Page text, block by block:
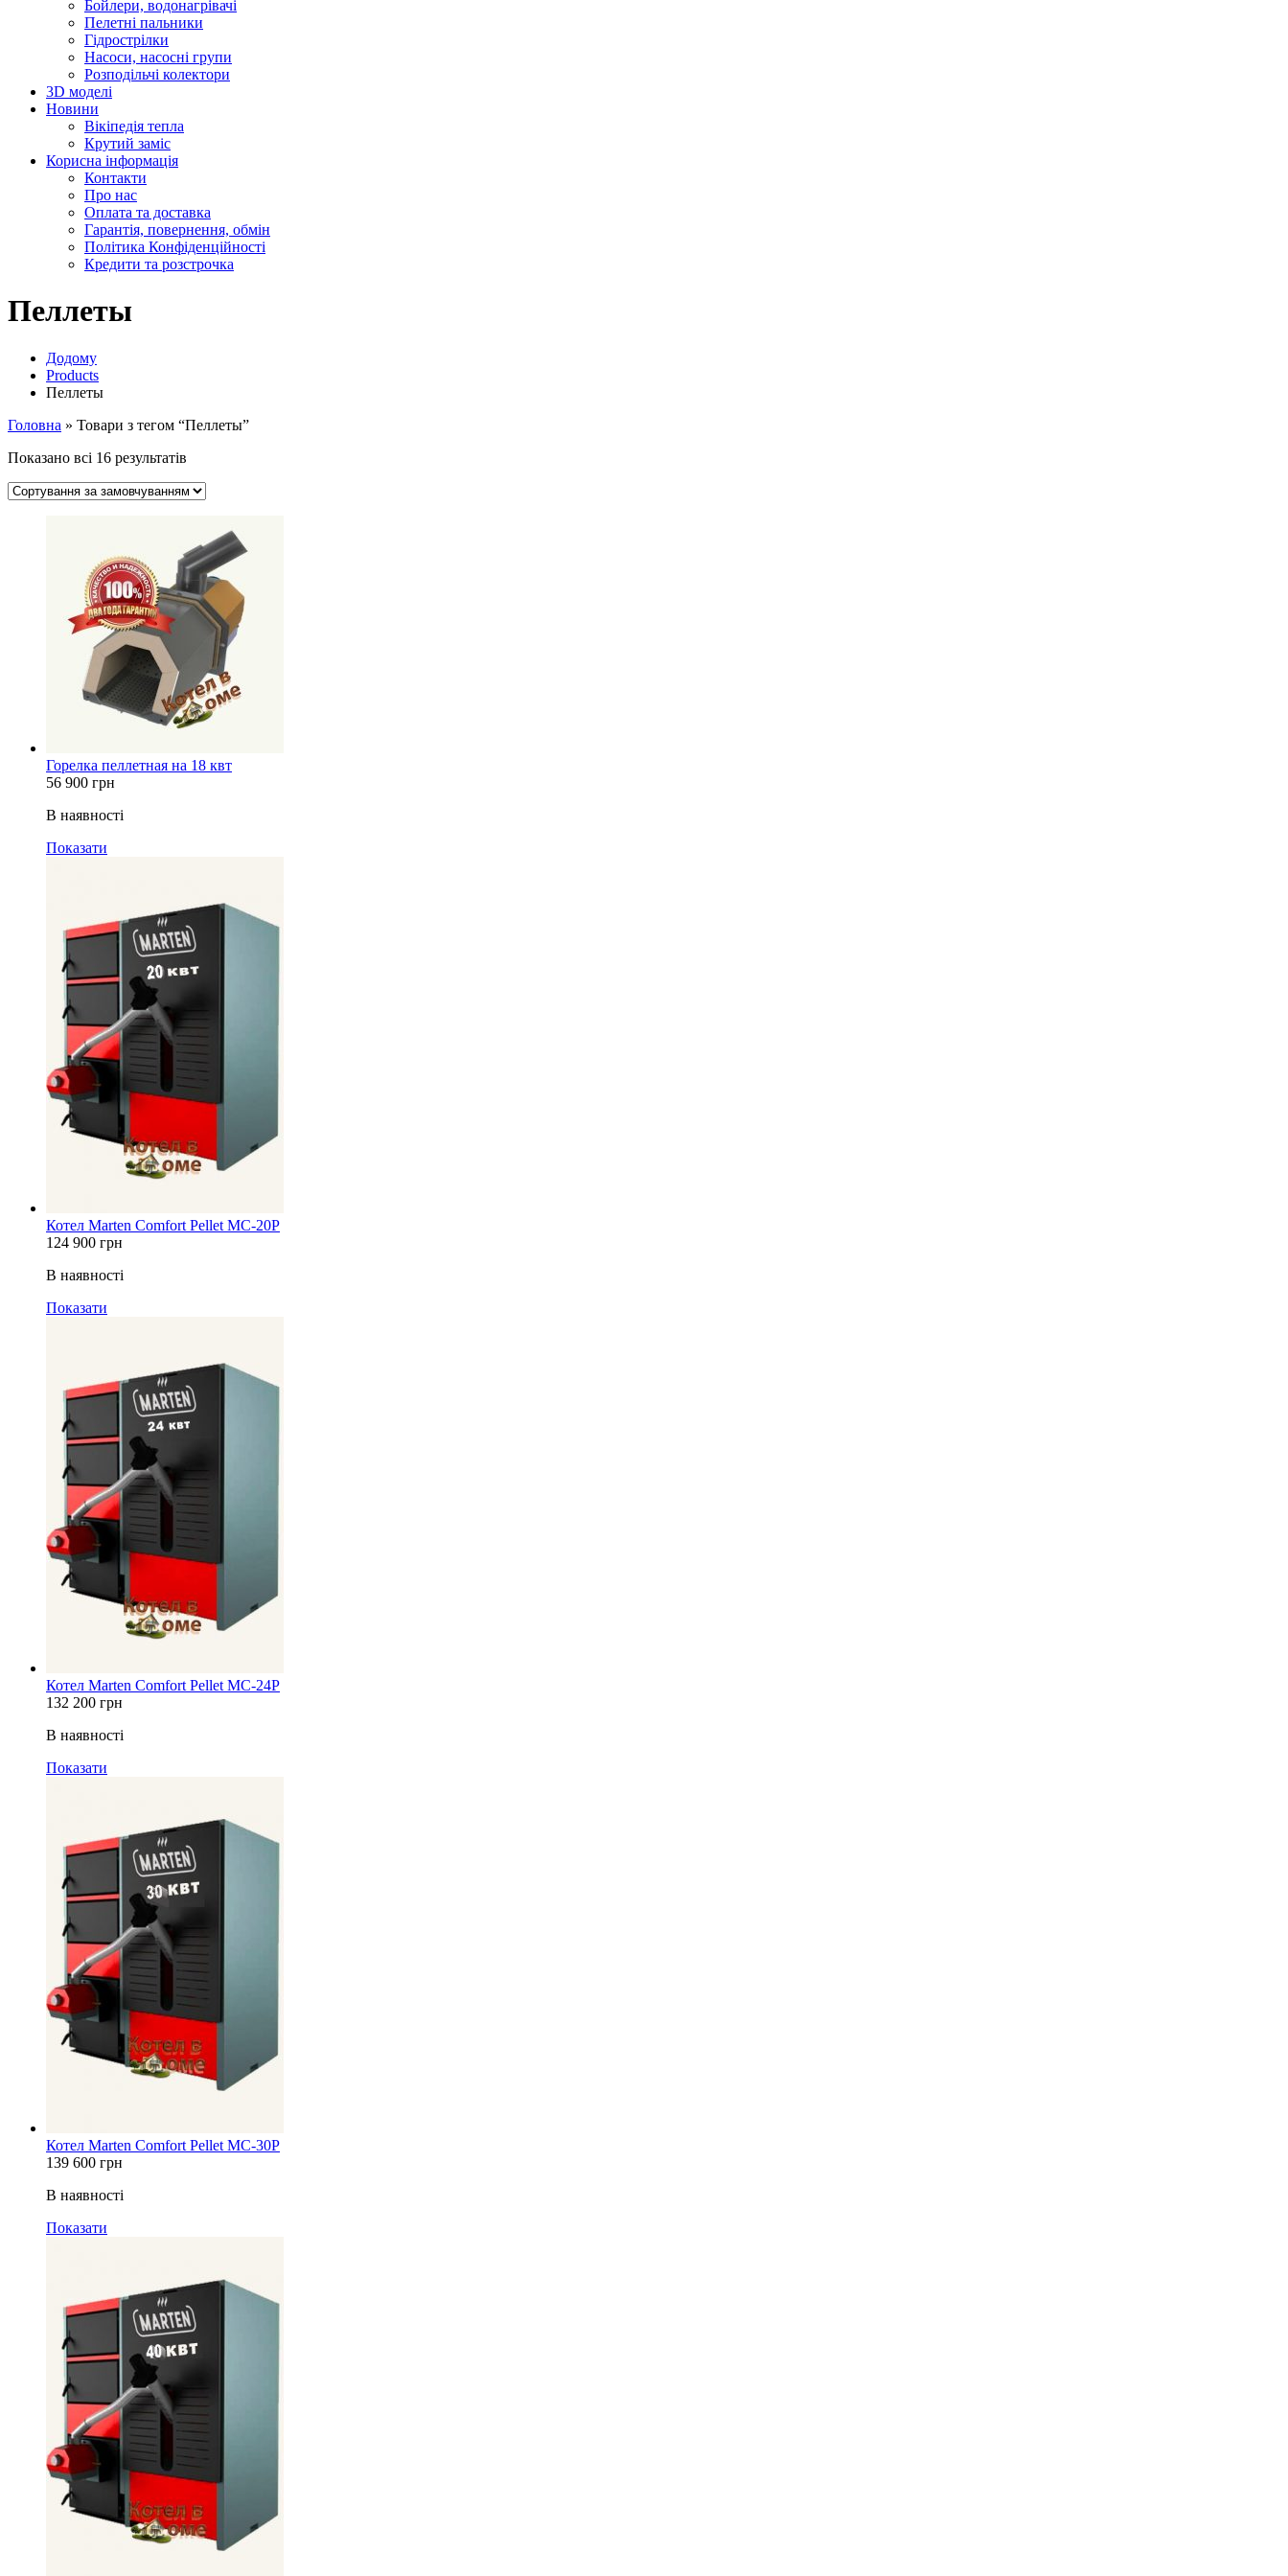
Бойлери, водонагрівачі
Пелетні пальники
Гідрострілки
Насоси, насосні групи
Розподільчі колектори
3D моделі
Новини
Вікіпедія тепла
Крутий заміс
Корисна інформація
Контакти
Про нас
Оплата та доставка
Гарантія, повернення, обмін
Політика Конфіденційності
Кредити та розстрочка
Пеллеты
Додому
Products
Пеллеты
Головна » Товари з тегом “Пеллеты”
Показано всі 16 результатів
Горелка пеллетная на 18 квт
56 900 грн
В наявності
Показати
Котел Marten Comfort Pellet MC-20P
124 900 грн
В наявності
Показати
Котел Marten Comfort Pellet MC-24P
132 200 грн
В наявності
Показати
Котел Marten Comfort Pellet MC-30P
139 600 грн
В наявності
Показати